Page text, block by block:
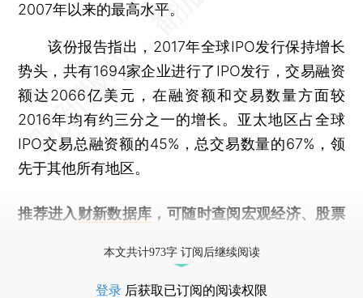
2007年以来的最高水平。
该份报告指出，2017年全球IPO发行保持增长
势头，共有1694家企业进行了IPO发行，交易融资
额达2066亿美元，在融资额和交易数量方面较
2016年均有约三分之一的增长。亚太地区占全球
IPO交易总融资额的45%，总交易数量的67%，领
先于其他所有地区。
推荐进入 财新数据库 ，可随时查阅宏观经济、股票
本文共计973字 订阅后继续阅读
登录 后获取已订阅的阅读权限